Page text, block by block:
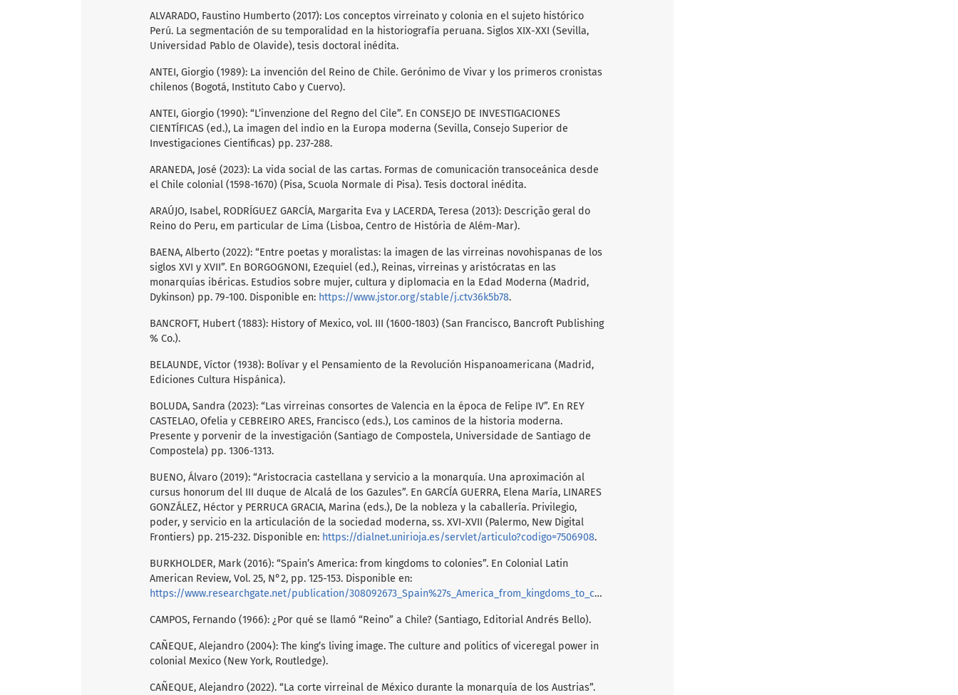
ALVARADO, Faustino Humberto (2017): Los conceptos virreinato y colonia en el sujeto histórico
Perú. La segmentación de su temporalidad en la historiografía peruana. Siglos XIX-XXI (Sevilla,
Universidad Pablo de Olavide), tesis doctoral inédita.
ANTEI, Giorgio (1989): La invención del Reino de Chile. Gerónimo de Vivar y los primeros cronistas
chilenos (Bogotá, Instituto Cabo y Cuervo).
ANTEI, Giorgio (1990): “L’invenzione del Regno del Cile”. En CONSEJO DE INVESTIGACIONES
CIENTÍFICAS (ed.), La imagen del indio en la Europa moderna (Sevilla, Consejo Superior de
Investigaciones Científicas) pp. 237-288.
ARANEDA, José (2023): La vida social de las cartas. Formas de comunicación transoceánica desde
el Chile colonial (1598-1670) (Pisa, Scuola Normale di Pisa). Tesis doctoral inédita.
ARAÚJO, Isabel, RODRÍGUEZ GARCÍA, Margarita Eva y LACERDA, Teresa (2013): Descrição geral do
Reino do Peru, em particular de Lima (Lisboa, Centro de História de Além-Mar).
BAENA, Alberto (2022): “Entre poetas y moralistas: la imagen de las virreinas novohispanas de los
siglos XVI y XVII”. En BORGOGNONI, Ezequiel (ed.), Reinas, virreinas y aristócratas en las
monarquías ibéricas. Estudios sobre mujer, cultura y diplomacia en la Edad Moderna (Madrid,
Dykinson) pp. 79-100. Disponible en: https://www.jstor.org/stable/j.ctv36k5b78.
BANCROFT, Hubert (1883): History of Mexico, vol. III (1600-1803) (San Francisco, Bancroft Publishing
% Co.).
BELAUNDE, Víctor (1938): Bolívar y el Pensamiento de la Revolución Hispanoamericana (Madrid,
Ediciones Cultura Hispánica).
BOLUDA, Sandra (2023): “Las virreinas consortes de Valencia en la época de Felipe IV”. En REY
CASTELAO, Ofelia y CEBREIRO ARES, Francisco (eds.), Los caminos de la historia moderna.
Presente y porvenir de la investigación (Santiago de Compostela, Universidade de Santiago de
Compostela) pp. 1306-1313.
BUENO, Álvaro (2019): “Aristocracia castellana y servicio a la monarquía. Una aproximación al
cursus honorum del III duque de Alcalá de los Gazules”. En GARCÍA GUERRA, Elena María, LINARES
GONZÁLEZ, Héctor y PERRUCA GRACIA, Marina (eds.), De la nobleza y la caballería. Privilegio,
poder, y servicio en la articulación de la sociedad moderna, ss. XVI-XVII (Palermo, New Digital
Frontiers) pp. 215-232. Disponible en: https://dialnet.unirioja.es/servlet/articulo?codigo=7506908.
BURKHOLDER, Mark (2016): “Spain’s America: from kingdoms to colonies”. En Colonial Latin
American Review, Vol. 25, N°2, pp. 125-153. Disponible en:
https://www.researchgate.net/publication/308092673_Spain%27s_America_from_kingdoms_to_colonies
CAMPOS, Fernando (1966): ¿Por qué se llamó “Reino” a Chile? (Santiago, Editorial Andrés Bello).
CAÑEQUE, Alejandro (2004): The king’s living image. The culture and politics of viceregal power in
colonial Mexico (New York, Routledge).
CAÑEQUE, Alejandro (2022). “La corte virreinal de México durante la monarquía de los Austrias”.